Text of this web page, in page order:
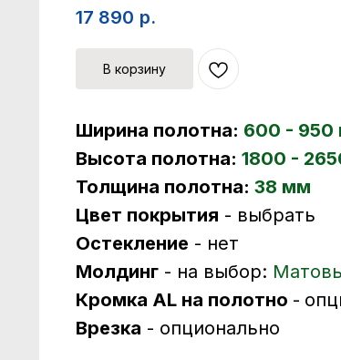
17 890 р.
В корзину
Ширина полотна: 600 - 950
Высота полотна: 1800 -
Толщина полотна: 38 мм
Цвет покрытия - выбрать
Остекление - нет
Молдинг - на выбор:
Кромка AL на полотно -
Врезка - опционально